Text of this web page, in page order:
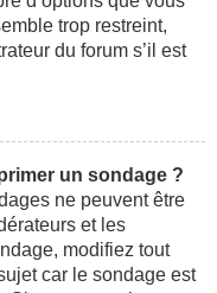
trop restreint,
du forum s’il est
un sondage ?
ne peuvent être
et les
modifiez tout
car le sondage est